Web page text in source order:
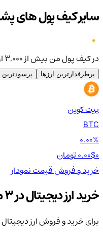
سایر کیف پول های
در کیف پول من بیش از ۳,۰۰۰ ارز دیجیتال قابل معامله وجود دارد
پرطرفدارترین ارزها پرسودترین
بیت کوین
BTC
0.00%
0.00$0 تومان
خرید و فروشقیمتنمودار
خرید ارز دیجیتال در 3 مرحله ساده
برای خرید و فروش ارز